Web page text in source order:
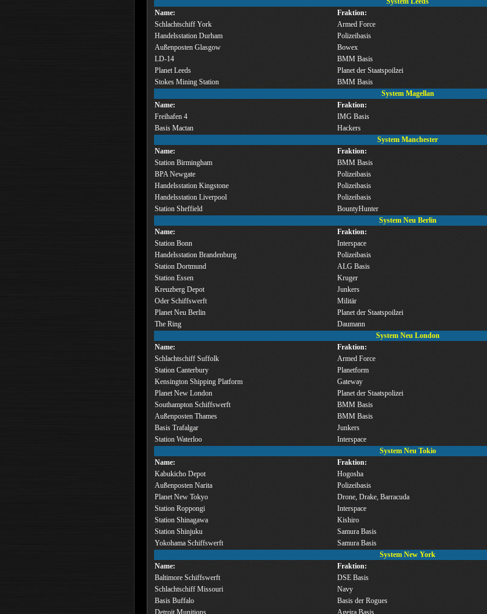
Name:
Fraktion:
Schlachtschiff York
Armed Force
Handelsstation Durham
Polizeibasis
Außenposten Glasgow
Bowex
LD-14
BMM Basis
Planet Leeds
Planet der Staatspoilzei
Stokes Mining Station
BMM Basis
System Magellan
Name:
Fraktion:
Freihafen 4
IMG Basis
Basis Mactan
Hackers
System Manchester
Name:
Fraktion:
Station Birmingham
BMM Basis
BPA Newgate
Polizeibasis
Handelsstation Kingstone
Polizeibasis
Handelsstation Liverpool
Polizeibasis
Station Sheffield
BountyHunter
System Neu Berlin
Name:
Fraktion:
Station Bonn
Interspace
Handelsstation Brandenburg
Polizeibasis
Station Dortmund
ALG Basis
Station Essen
Kruger
Kreuzberg Depot
Junkers
Oder Schiffswerft
Militär
Planet Neu Berlin
Planet der Staatspoilzei
The Ring
Daumann
System Neu London
Name:
Fraktion:
Schlachtschiff Suffolk
Armed Force
Station Canterbury
Planetform
Kensington Shipping Platform
Gateway
Planet New London
Planet der Staatspolizei
Southampton Schiffswerft
BMM Basis
Außenposten Thames
BMM Basis
Basis Trafalgar
Junkers
Station Waterloo
Interspace
System Neu Tokio
Name:
Fraktion:
Kabukicho Depot
Hogosha
Außenposten Narita
Polizeibasis
Planet New Tokyo
Drone, Drake, Barracuda
Station Roppongi
Interspace
Station Shinagawa
Kishiro
Station Shinjuku
Samura Basis
Yokohama Schiffswerft
Samura Basis
System New York
Name:
Fraktion:
Baltimore Schiffswerft
DSE Basis
Schlachtschiff Missouri
Navy
Basis Buffalo
Basis der Rogues
Detroit Munitions
Ageira Basis